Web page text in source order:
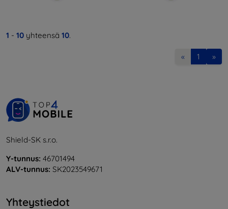
1 - 10 yhteensä 10.
« 1 »
Shield-SK s.r.o.
Y-tunnus: 46701494
ALV-tunnus: SK2023549671
Yhteystiedot